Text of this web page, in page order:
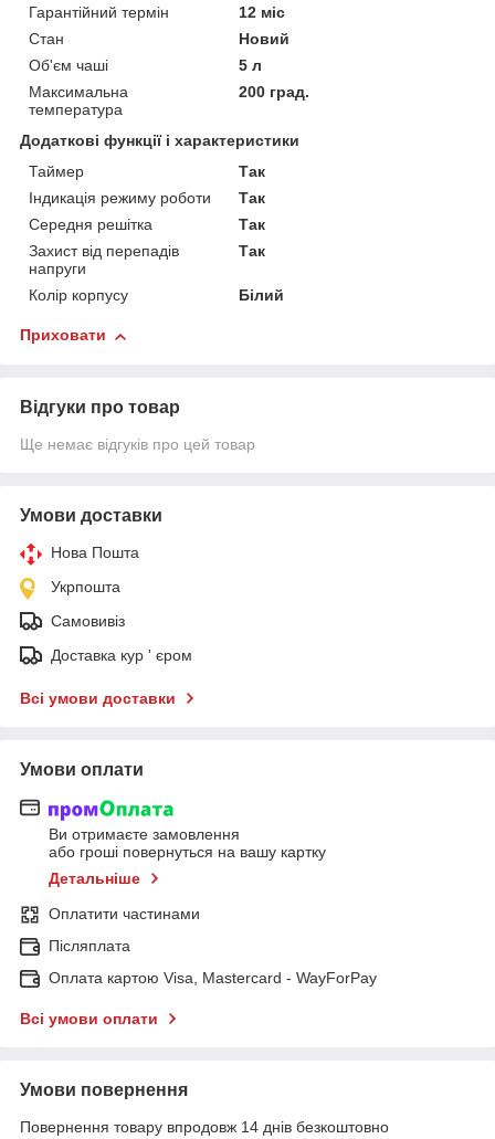
Гарантійний термін
12 міс
Стан
Новий
Об'єм чаші
5 л
Максимальна
температура
200 град.
Додаткові функції і характеристики
Таймер
Так
Індикація режиму роботи
Так
Середня решітка
Так
Захист від перепадів
напруги
Так
Колір корпусу Білий
Приховати
Відгуки про товар
Ще немає відгуків про цей товар
Умови доставки
Нова Пошта
Укрпошта
Самовивіз
Доставка кур ' єром
Всі умови доставки
Умови оплати
Ви отримаєте замовлення
або гроші повернуться на вашу картку
Детальніше
Оплатити частинами
Післяплата
Оплата картою Visa, Mastercard - WayForPay
Всі умови оплати
Умови повернення
Повернення товару впродовж 14 днів безкоштовно